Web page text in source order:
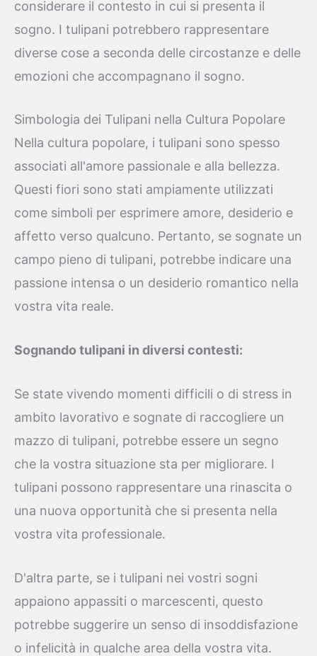
considerare il contesto in cui si presenta il
sogno. I tulipani potrebbero rappresentare
diverse cose a seconda delle circostanze e delle
emozioni che accompagnano il sogno.
Simbologia dei Tulipani nella Cultura Popolare
Nella cultura popolare, i tulipani sono spesso
associati all'amore passionale e alla bellezza.
Questi fiori sono stati ampiamente utilizzati
come simboli per esprimere amore, desiderio e
affetto verso qualcuno. Pertanto, se sognate un
campo pieno di tulipani, potrebbe indicare una
passione intensa o un desiderio romantico nella
vostra vita reale.
Sognando tulipani in diversi contesti:
Se state vivendo momenti difficili o di stress in
ambito lavorativo e sognate di raccogliere un
mazzo di tulipani, potrebbe essere un segno
che la vostra situazione sta per migliorare. I
tulipani possono rappresentare una rinascita o
una nuova opportunità che si presenta nella
vostra vita professionale.
D'altra parte, se i tulipani nei vostri sogni
appaiono appassiti o marcescenti, questo
potrebbe suggerire un senso di insoddisfazione
o infelicità in qualche area della vostra vita.